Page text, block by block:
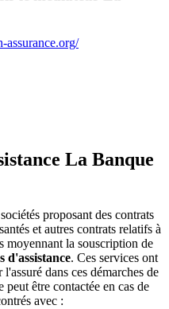
assurance.org/
La Banque
proposant des contrats
et autres contrats relatifs à
moyennant la souscription de
d'assistance. Ces services ont
dans ces démarches de
peut être contactée en cas de
avec :